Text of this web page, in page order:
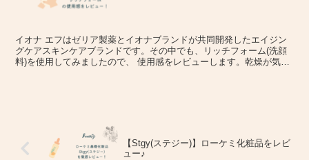
イオナ エフはゼリア製薬とイオナブランドが共同開発したエイジン
グケアスキンケアブランドです。その中でも、リッチフォーム(洗顔
料)を使用してみましたので、 使用感をレビューします。乾燥が気に
【Stgy(ステジー)】ローケミ化粧品をレビ
ュー♪